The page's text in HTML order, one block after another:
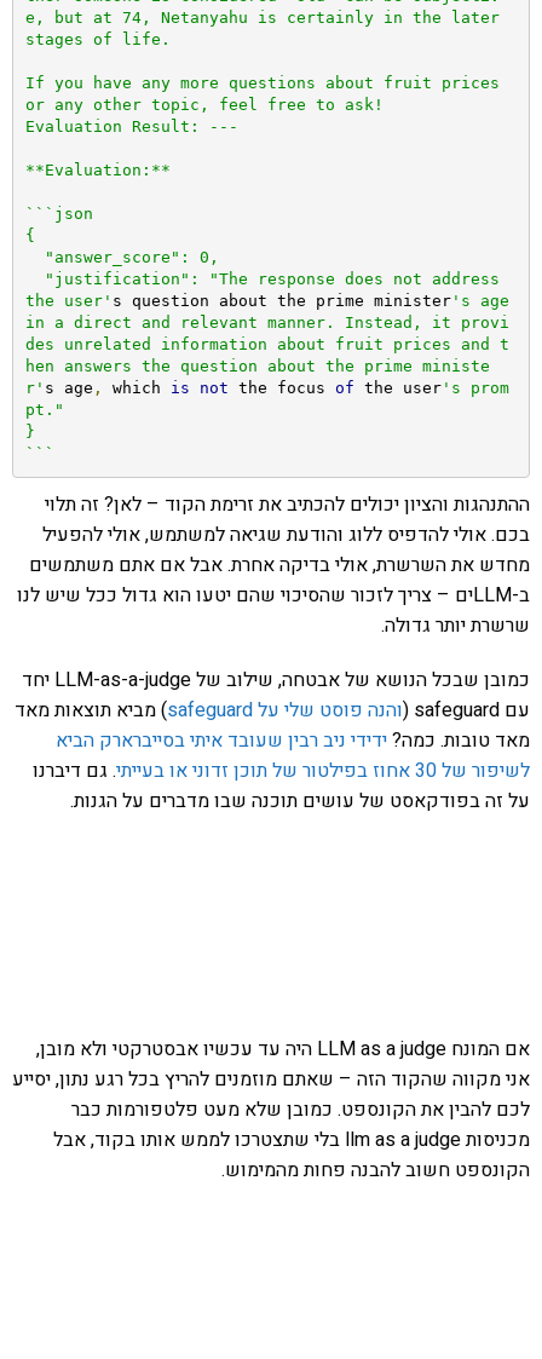
e, but at 74, Netanyahu is certainly in the later
stages of life.
If you have any more questions about fruit prices
or any other topic, feel free to ask!
Evaluation Result: ---
**Evaluation:**
```json
{
the user' s question about the prime minister's age
in a direct and relevant manner. Instead, it provi
des unrelated information about fruit prices and t
hen answers the question about the prime ministe
r' s age , which is not the focus of the user's prom
pt."
}
```
ההתנהגות והציון יכולים להכתיב את זרימת הקוד – לאן? זה תלוי
בכם. אולי להדפיס ללוג והודעת שגיאה למשתמש, אולי להפעיל
מחדש את השרשרת, אולי בדיקה אחרת. אבל אם אתם משתמשים
ב-LLMים – צריך לזכור שהסיכוי שהם יטעו הוא גדול ככל שיש לנו
שרשרת יותר גדולה.
כמובן שבכל הנושא של אבטחה, שילוב של LLM-as-a-judge יחד
עם safeguard (
והנה פוסט שלי על safeguard
) מביא תוצאות מאד
מאד טובות. כמה?ידידי ניב רבין שעובד איתי בסייברארק הביא
לשיפור של 30 אחוז בפילטור של תוכן זדוני או בעייתי
. גם דיברנו
על זה בפודקאסט של עושים תוכנה שבו מדברים על הגנות.
אם המונח LLM as a judge היה עד עכשיו אבסטרקטי ולא מובן,
אני מקווה שהקוד הזה – שאתם מוזמנים להריץ בכל רגע נתון, יסייע
לכם להבין את הקונספט. כמובן שלא מעט פלטפורמות כבר
מכניסות llm as a judge בלי שתצטרכו לממש אותו בקוד, אבל
הקונספט חשוב להבנה פחות מהמימוש.